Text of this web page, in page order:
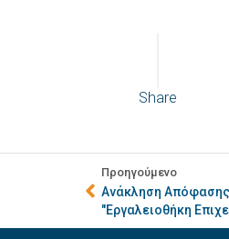
Share
Προηγούμενο
Ανάκληση Απόφασης
"Εργαλειοθήκη